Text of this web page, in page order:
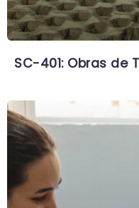
SC-401: Obras de